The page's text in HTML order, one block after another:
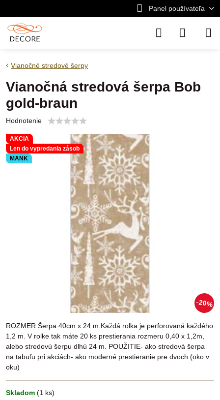
Panel používateľa
AKCIA
Len do vypredania zásob
MANK
20%
Vianočné stredové šerpy
Vianočná stredová šerpa Bob
gold-braun
Hodnotenie
ROZMER Šerpa 40cm x 24 m.Každá rolka je perforovaná každého
1,2 m. V rolke tak máte 20 ks prestierania rozmeru 0,40 x 1,2m,
alebo stredovú šerpu dlhú 24 m. POUŽITIE- ako stredová šerpa
na tabuľu pri akciách- ako moderné prestieranie pre dvoch (oko v
oku)
Skladom (1 ks)